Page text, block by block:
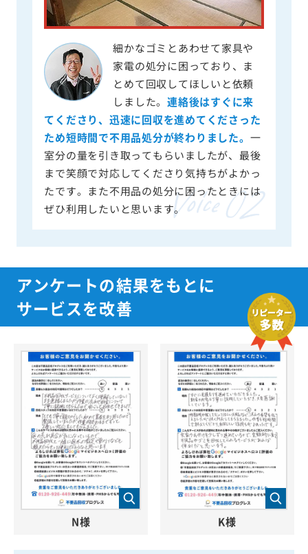
細かなゴミとあわせて家具や
家電の処分に困っており、ま
とめて回収してほしいと依頼
しました。連絡後はすぐに来
てくださり、迅速に回収を進めてくださった
ため短時間で不用品処分が終わりました。 一
室分の量を引き取ってもらいましたが、最後
まで笑顔で対応してくださり気持ちがよかっ
たです。また不用品の処分に困ったときには
ぜひ利用したいと思います。
アンケートの結果をもとに
サービスを改善
N様 K様